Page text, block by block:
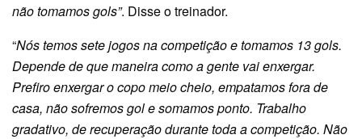
não tomamos gols”. Disse o treinador.
“Nós temos sete jogos na competição e tomamos 13 gols.
Depende de que maneira como a gente vai enxergar.
Prefiro enxergar o copo meio cheio, empatamos fora de
casa, não sofremos gol e somamos ponto. Trabalho
gradativo, de recuperação durante toda a competição. Não